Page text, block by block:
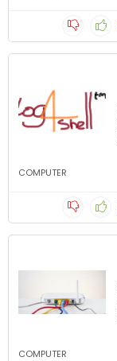
COMPUTER
COMPUTER